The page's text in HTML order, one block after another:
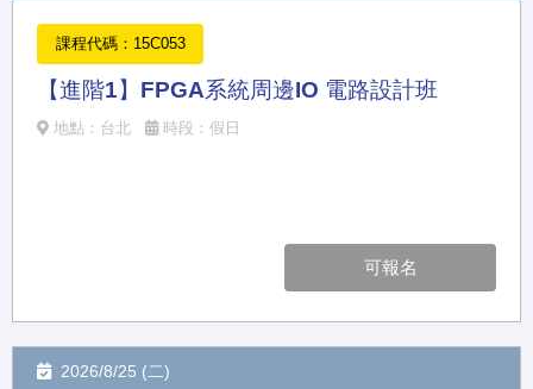
課程代碼：15C053
【進階1】FPGA系統周邊IO 電路設計班
地點：台北 時段：假日
可報名
2026/8/25 (二)